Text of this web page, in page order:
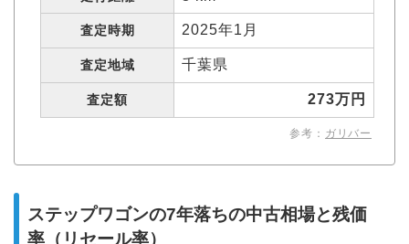
査定時期 2025年1月
査定地域 千葉県
査定額 273万円
参考： ガリバー
ステップワゴンの7年落ちの中古相場と残価
率（リセール率）